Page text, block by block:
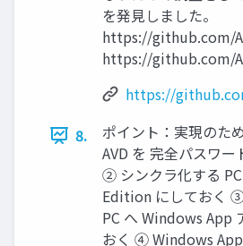
を発見しました。
https://github.com/
https://github.com/
https://
8.
ポイント：実現のた
AVD を 完全パスワー
② シンクラ化する
Edition にしておく
PC へ Windows App
おく ④ Windows